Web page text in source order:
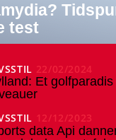
test
22/02/2024
Et
12/12/2023
data Api